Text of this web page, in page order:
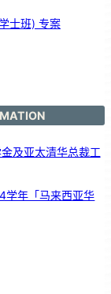
士班) 专案
及亚太清华总裁工
学年「马来西亚华